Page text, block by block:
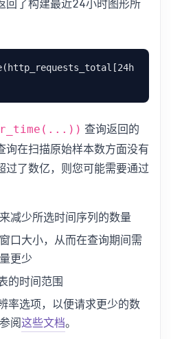
查询返回的
在扫描原始样本数方面没有
过了数亿，则您可能需要通过
减少所选时间序列的数量
口大小，从而在查询期间需
更少
的时间范围
率选项，以便请求更少的数
阅这些文档。